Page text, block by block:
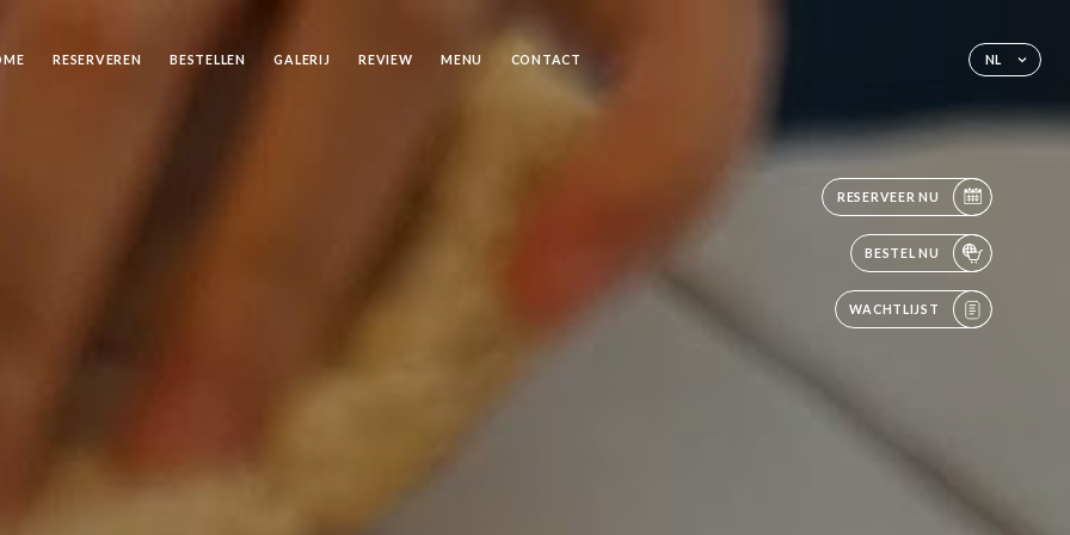
NL
RESERVEREN BESTELLEN GALERIJ REVIEW MENU CONTACT
RESERVEER NU
BESTEL NU
WACHTLIJST